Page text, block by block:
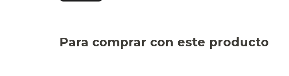
Para comprar con este producto